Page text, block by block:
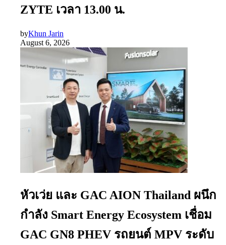
ZYTE เวลา 13.00 น.
byKhun Jarin
August 6, 2026
หัวเว่ย และ GAC AION Thailand ผนึก
กำลัง Smart Energy Ecosystem เชื่อม
GAC GN8 PHEV รถยนต์ MPV ระดับ